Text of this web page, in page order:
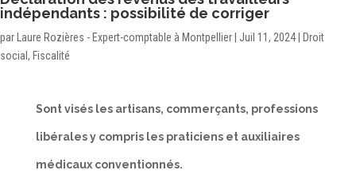
indépendants : possibilité de corriger
par Laure Rozières - Expert-comptable à Montpellier Juil 11, 2024
Droit
social , Fiscalité
Sont visés les artisans, commerçants, professions
libérales y compris les praticiens et auxiliaires
médicaux conventionnés.